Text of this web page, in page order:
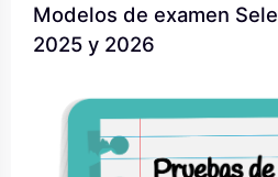
Modelos de examen
2025 y 2026